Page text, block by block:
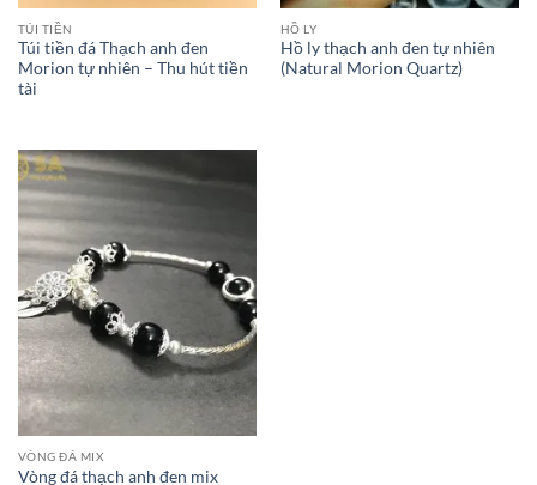
TÚI TIỀN
Túi tiền đá Thạch anh đen
Morion tự nhiên – Thu hút tiền
tài
HỒ LY
Hồ ly thạch anh đen tự nhiên
(Natural Morion Quartz)
VÒNG ĐÁ MIX
Vòng đá thạch anh đen mix